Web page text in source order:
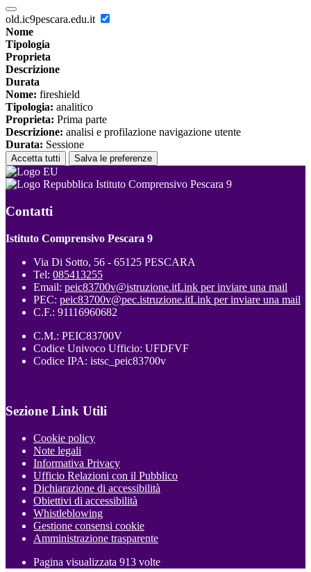
old.ic9pescara.edu.it
Nome
Tipologia
Proprieta
Descrizione
Durata
Nome: fireshield
Tipologia: analitico
Proprieta: Prima parte
Descrizione: analisi e profilazione navigazione utente
Durata: Sessione
Accetta tutti Salva le preferenze
Istituto Comprensivo Pescara 9
Contatti
Istituto Comprensivo Pescara 9
Via Di Sotto, 56 - 65125 PESCARA
Tel: 085413255
Email: peic83700v@istruzione.itLink per inviare una mail
PEC: peic83700v@pec.istruzione.itLink per inviare una mail
C.F.: 91116960682
C.M.: PEIC83700V
Codice Univoco Ufficio: UFDFVF
Codice IPA: istsc_peic83700v
Sezione Link Utili
Cookie policy
Note legali
Informativa Privacy
Ufficio Relazioni con il Pubblico
Dichiarazione di accessibilità
Obiettivi di accessibilità
Whistleblowing
Gestione consensi cookie
Amministrazione trasparente
Pagina visualizzata 913 volte